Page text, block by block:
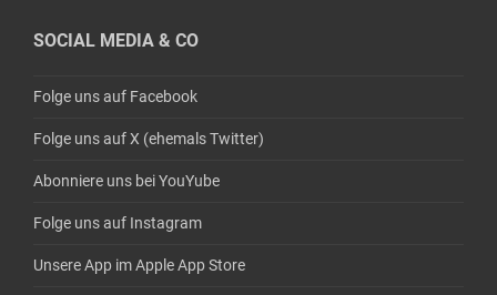
SOCIAL MEDIA & CO
Folge uns auf Facebook
Folge uns auf X (ehemals Twitter)
Abonniere uns bei YouYube
Folge uns auf Instagram
Unsere App im Apple App Store